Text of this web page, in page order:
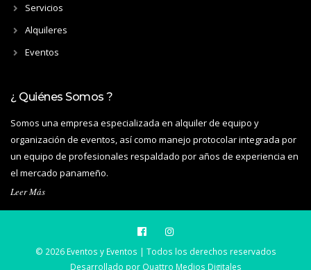
Servicios
Alquileres
Eventos
¿ Quiénes Somos ?
Somos una empresa especializada en alquiler de equipo y
organización de eventos, así como manejo protocolar integrada por
un equipo de profesionales respaldado por años de experiencia en
el mercado panameño.
Leer Más
© 2026 Eventos y Eventos | Todos los derechos reservados
Desarrollado por Quattro Medios Digitales